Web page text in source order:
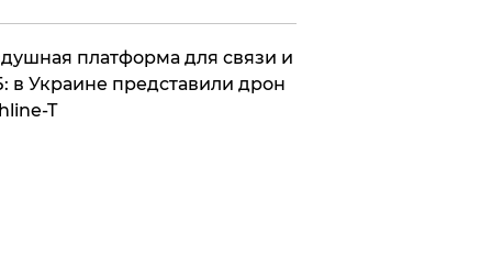
платформа для связи и
в Украине представили дрон
T